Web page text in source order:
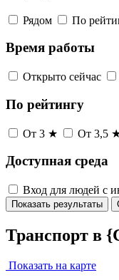
Рядом По
Время работы
Открыто сейчас
По рейтингу
От 3 ★ От 3,5
Доступная среда
Вход для людей с
Показать результаты
Транспорт в
Показать на карте